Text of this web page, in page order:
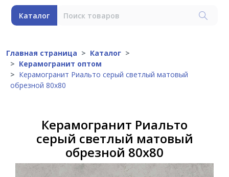
Каталог
Главная страница
Каталог
Керамогранит оптом
Керамогранит Риальто серый светлый матовый
обрезной 80х80
Керамогранит Риальто
серый светлый матовый
обрезной 80х80